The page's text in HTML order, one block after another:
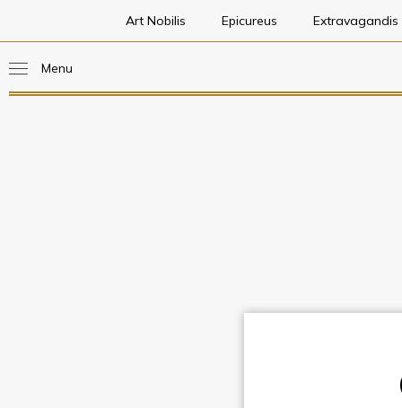
Art Nobilis Epicureus Extravagandis
Menu